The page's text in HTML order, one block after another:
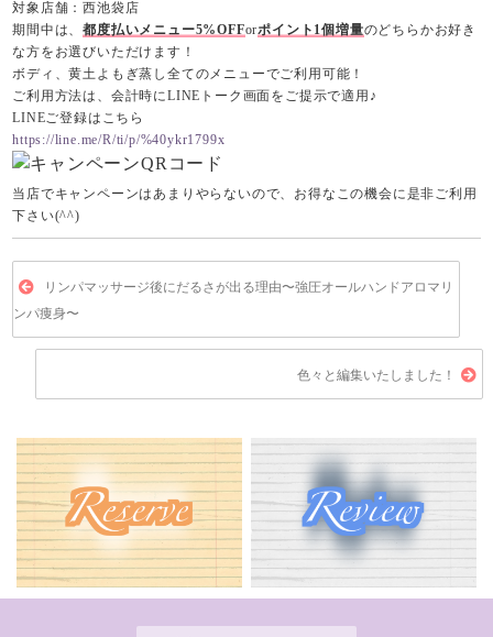
対象店舗：西池袋店
期間中は、都度払いメニュー5%OFForポイント1個増量のどちらかお好き
な方をお選びいただけます！
ボディ、黄土よもぎ蒸し全てのメニューでご利用可能！
ご利用方法は、会計時にLINEトーク画面をご提示で適用♪
LINEご登録はこちら
https://line.me/R/ti/p/%40ykr1799x
当店でキャンペーンはあまりやらないので、お得なこの機会に是非ご利用
下さい(^^)
リンパマッサージ後にだるさが出る理由〜強圧オールハンドアロマリ
ンパ痩身〜
色々と編集いたしました！